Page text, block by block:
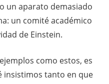
un aparato demasiado
un comité académico
de Einstein.
como estos, es
insistimos tanto en que